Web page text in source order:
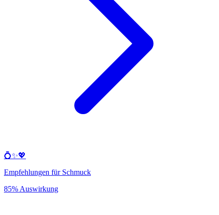
💍✨💖
Empfehlungen für Schmuck
85% Auswirkung